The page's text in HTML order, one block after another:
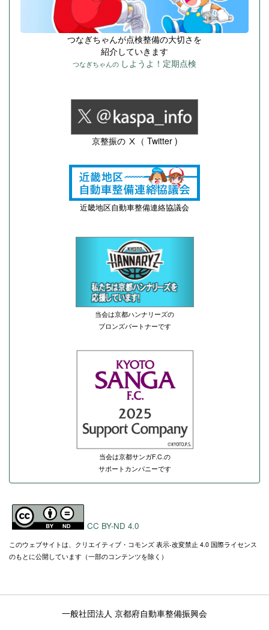
つなぎちゃんが点検整備の大切さを
紹介していきます
つなぎちゃんの しようよ！定期点検
京整振の Ⅹ（ Twitter )
近畿地区自動車整備連絡協議会
当会は京都ハンナリーズの
ブロンズパートナーです
当会は京都サンガF.C.の
サポートカンパニーです
CC BY-ND 4.0
このウェブサイトは、クリエイティブ・コモンズ 表示-改変禁止 4.0 国際ライセンス
のもとに公開しています（一部のコンテンツを除く）
一般社団法人 京都府自動車整備振興会